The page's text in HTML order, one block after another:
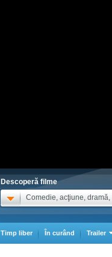
Descoperă filme
Comedie, acţiune, dramă,
Timp liber În curând Trailer